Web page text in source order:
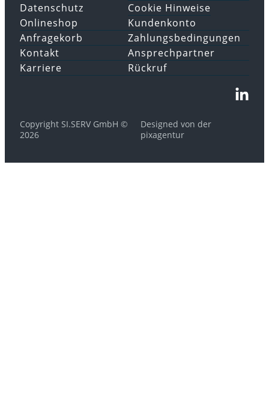
Datenschutz
Cookie Hinweise
Onlineshop
Anfragekorb
Kundenkonto
Zahlungsbedingungen
Kontakt
Karriere
Ansprechpartner
Rückruf
Copyright SI.SERV GmbH ©
2026
Designed von der
pixagentur